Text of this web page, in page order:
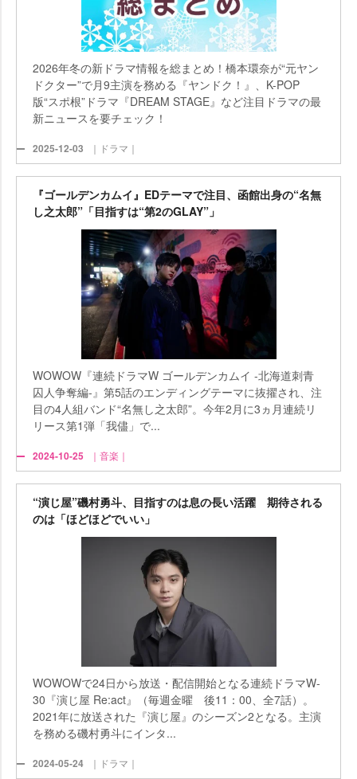
2026年冬の新ドラマ情報を総まとめ！橋本環奈が“元ヤン
ドクター”で月9主演を務める『ヤンドク！』、K-POP
版“スポ根”ドラマ『DREAM STAGE』など注目ドラマの最
新ニュースを要チェック！
2025-12-03 ｜ドラマ｜
『ゴールデンカムイ』EDテーマで注目、函館出身の“名無
し之太郎”「目指すは“第2のGLAY”」
WOWOW『連続ドラマW ゴールデンカムイ -北海道刺青
囚人争奪編-』第5話のエンディングテーマに抜擢され、注
目の4人組バンド“名無し之太郎”。今年2月に3ヵ月連続リ
リース第1弾「我儘」で...
2024-10-25 ｜音楽｜
“演じ屋”磯村勇斗、目指すのは息の長い活躍 期待される
のは「ほどほどでいい」
WOWOWで24日から放送・配信開始となる連続ドラマW-
30『演じ屋 Re:act』（毎週金曜 後11：00、全7話）。
2021年に放送された『演じ屋』のシーズン2となる。主演
を務める磯村勇斗にインタ...
2024-05-24 ｜ドラマ｜